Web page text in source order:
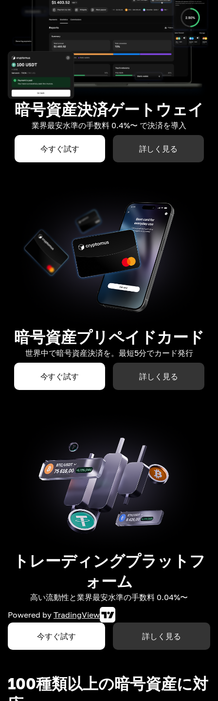
暗号資産決済ゲートウェイ
業界最安水準の手数料 0.4%〜 で決済を導入
今すぐ試す 詳しく見る
暗号資産プリペイドカード
世界中で暗号資産決済を。最短5分でカード発行
今すぐ試す 詳しく見る
トレーディングプラットフ
ォーム
高い流動性と業界最安水準の手数料 0.04%〜
Powered by TradingView
今すぐ試す 詳しく見る
100種類以上の暗号資産に対